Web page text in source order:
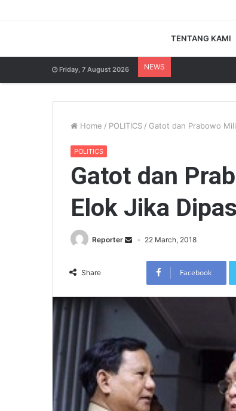
TENTANG KAMI
Friday, 7 August 2026 NEWS
Home / POLITICS / Gatot dan Prabowo
POLITICS
Gatot dan
Elok Jika
Reporter 22 March, 2018
Share Facebook